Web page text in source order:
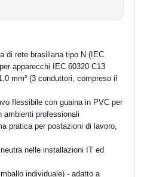
di rete brasiliana tipo N (IEC
apparecchi IEC 60320 C13
mm² (3 conduttori, compreso il
flessibile con guaina in PVC per
ambienti professionali
pratica per postazioni di lavoro,
nelle installazioni IT ed
individuale) - adatto a